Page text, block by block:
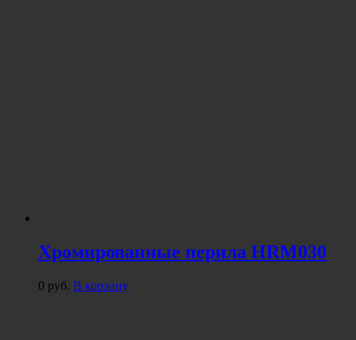
Хромированные перила HRM030
0 руб. В корзину